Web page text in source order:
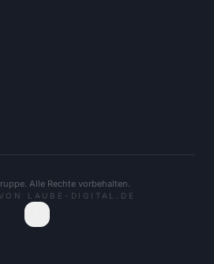
Alle Rechte vorbehalten.
LAUBE-DIGITAL.DE